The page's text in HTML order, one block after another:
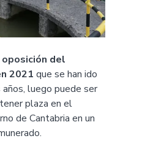
del
2021 que se han ido
luego puede ser
plaza en el
de Cantabria en un